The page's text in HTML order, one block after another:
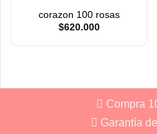
corazon 100 rosas
$620.000
Compra
Garantía